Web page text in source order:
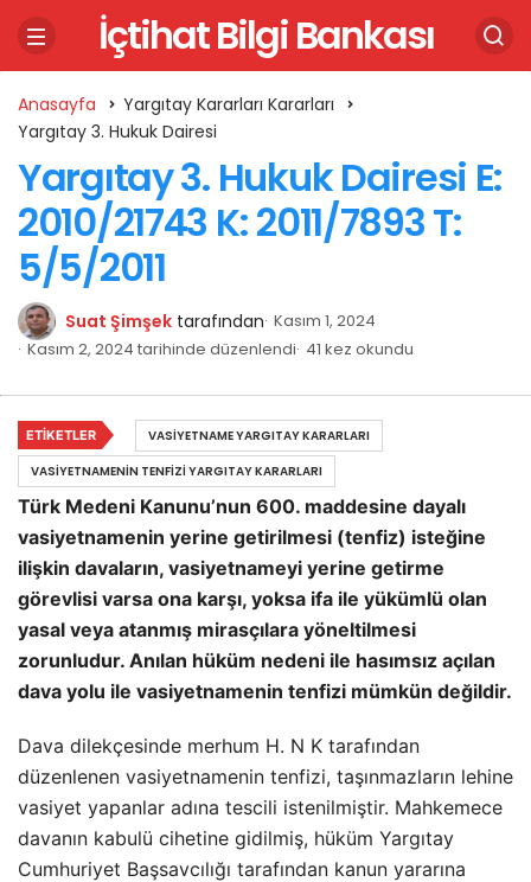
İçtihat Bilgi Bankası
Anasayfa
Yargıtay Kararları Kararları
Yargıtay 3. Hukuk Dairesi
Yargıtay 3. Hukuk Dairesi E:
2010/21743 K: 2011/7893 T:
5/5/2011
Suat Şimşek tarafından Kasım 1, 2024
Kasım 2, 2024 tarihinde düzenlendi 41 kez okundu
Türk Medeni Kanunu’nun 600. maddesine dayalı
vasiyetnamenin yerine getirilmesi (tenfiz) isteğine
ilişkin davaların, vasiyetnameyi yerine getirme
görevlisi varsa ona karşı, yoksa ifa ile yükümlü olan
yasal veya atanmış mirasçılara yöneltilmesi
zorunludur. Anılan hüküm nedeni ile hasımsız açılan
dava yolu ile vasiyetnamenin tenfizi mümkün değildir.
Dava dilekçesinde merhum H. N K tarafından
düzenlenen vasiyetnamenin tenfizi, taşınmazların lehine
vasiyet yapanlar adına tescili istenilmiştir. Mahkemece
davanın kabulü cihetine gidilmiş, hüküm Yargıtay
Cumhuriyet Başsavcılığı tarafından kanun yararına
ETIKETLER
VASIYETNAME YARGITAY KARARLARI
VASIYETNAMENIN TENFIZI YARGITAY KARARLARI